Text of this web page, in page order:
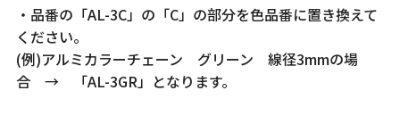
・品番の「AL-3C」の「C」の部分を色品番に置き換えて
ください。
(例)アルミカラーチェーン グリーン 線径3mmの場
合 → 「AL-3GR」となります。